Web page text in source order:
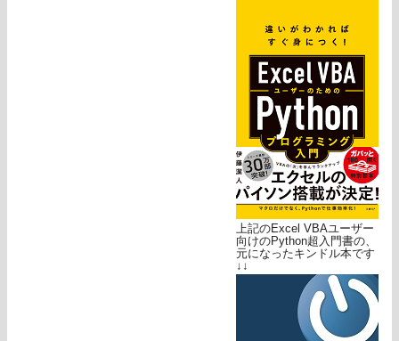
上記のExcel VBAユーザー
向けのPython超入門書の、
元になったキンドル本です
↓↓